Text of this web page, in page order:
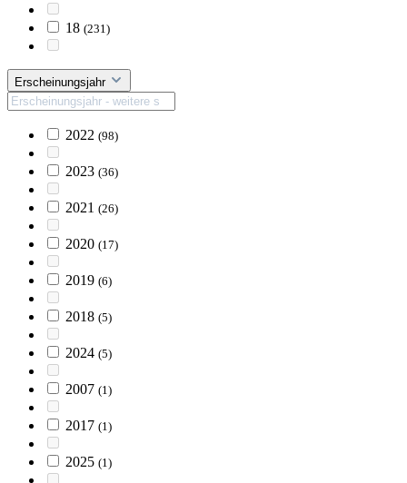
18 (231)
Erscheinungsjahr
2022 (98)
2023 (36)
2021 (26)
2020 (17)
2019 (6)
2018 (5)
2024 (5)
2007 (1)
2017 (1)
2025 (1)